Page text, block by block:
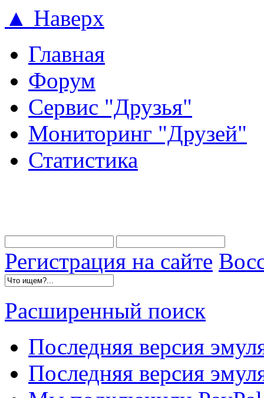
▲ Наверх
Главная
Форум
Сервис "Друзья"
Мониторинг "Друзей"
Статистика
Регистрация на сайте
Расширенный поиск
Последняя версия
Последняя версия